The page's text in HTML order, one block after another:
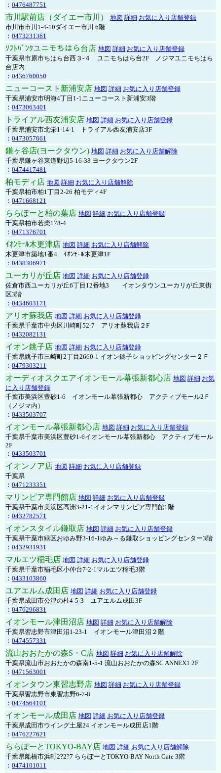
： 0476487751
市川駅前店（ダイエー市川） 地図 詳細 お気に入り店舗登録
市川市市川1-4-10ダイエー市川 6階
： 0473231361
ｿﾌﾄﾊﾞﾝｸユニモちはら台店 地図 詳細 お気に入り店舗登録
千葉県市原市ちはら台西３-４ ユニモちはら台2F ノジマユニモちはら
台店内
： 0436760050
ニューコースト新浦安店 地図 詳細 お気に入り店舗登録
千葉県浦安市明海4丁目1-1ニューコースト新浦安3階
： 0473063401
トライアル西友浦安店 地図 詳細 お気に入り店舗登録
千葉県浦安市北栄1-14-1 トライアル西友浦安店3F
： 0473057661
鎌ヶ谷店(ヨークタウン) 地図 詳細 お気に入り店舗解除
千葉県鎌ヶ谷東道野辺5-16-38 ヨークタウン2F
： 0474417481
柏モディ店 地図 詳細 お気に入り店舗解除
千葉県柏市柏1丁目2-26 柏モディ4F
： 0471668121
ららぽーと柏の葉店 地図 詳細 お気に入り店舗登録
千葉県柏市若柴178-4
： 0471376701
ｲｵﾝﾓｰﾙ木更津店 地図 詳細 お気に入り店舗解除
木更津市築地1番4 ｲｵﾝﾓｰﾙ木更津1F
： 0438306971
ユーカリが丘店 地図 詳細 お気に入り店舗登録
佐倉市西ユーカリが丘6丁目12番地3 イオンタウンユーカリが丘東街
区3階
： 0434603171
アリオ蘇我店 地図 詳細 お気に入り店舗登録
千葉県千葉市中央区川崎町52-7 アリオ蘇我店２F
： 0432082131
イオン銚子店 地図 詳細 お気に入り店舗登録
千葉県銚子市三崎町2丁目2660-1 イオン銚子ショッピングセンター２Ｆ
： 0479303211
オーディオスクエアイオンモール幕張新都心店 地図 詳細 お気
に入り店舗登録
千葉市美浜区豊砂1-6 イオンモール幕張新都心 アクティブモール2Ｆ
（ノジマ内）
： 0433503707
イオンモール幕張新都心店 地図 詳細 お気に入り店舗登録
千葉県千葉市美浜区豊砂1-6イオンモール幕張新都心 アクティブモール
2F
： 0433503701
イオンノア店 地図 詳細 お気に入り店舗登録
千葉県
： 0471233351
マリンピア専門館店 地図 詳細 お気に入り店舗登録
千葉県千葉市美浜区高洲3-21-1イオンマリンピア専門館1階
： 0432782571
イオンスタイル鎌取店 地図 詳細 お気に入り店舗登録
千葉県千葉市緑区おゆみ野3-16-1ゆみ～る鎌取ショッピングセンター3階
： 0432931931
マルエツ稲毛店 地図 詳細 お気に入り店舗登録
千葉県千葉市稲毛区小仲台7-2-1マルエツ稲毛3階
： 0433103860
ユアエルム成田店 地図 詳細 お気に入り店舗登録
千葉県成田市公津の杜4-5-3 ユアエルム成田3F
： 0476296831
イオンモール津田沼店 地図 詳細 お気に入り店舗解除
千葉県習志野市津田沼1-23-1 イオンモール津田沼２階
： 0474557331
流山おおたかの森S・C店 地図 詳細 お気に入り店舗解除
千葉県流山市おおたかの森南1-5-1 流山おおたかの森SC ANNEX1 2F
： 0471563001
イオンタウン東習志野店 地図 詳細 お気に入り店舗登録
千葉県習志野市東習志野6-7-8
： 0474564101
イオンモール成田店 地図 詳細 お気に入り店舗登録
千葉県成田市ウイング土屋24 イオンモール成田店1階
： 0476227621
ららぽーとTOKYO-BAY店 地図 詳細 お気に入り店舗解除
千葉県船橋市浜町2?2?7 ららぽーとTOKYO-BAY North Gate 3階
： 0474101011